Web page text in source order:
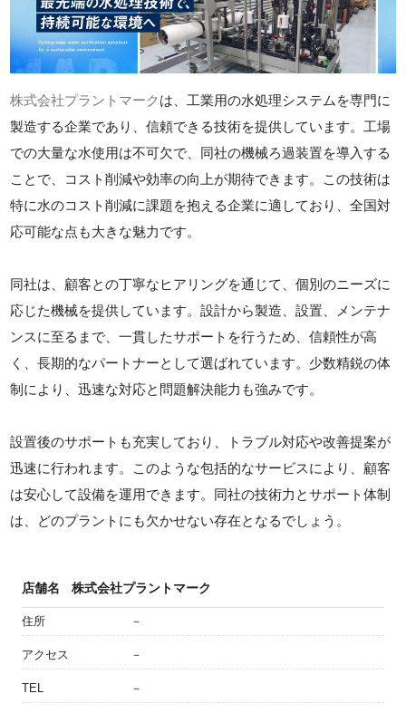
株式会社プラントマーク は、工業用の水処理システムを専門に
製造する企業であり、信頼できる技術を提供しています。工場
での大量な水使用は不可欠で、同社の機械ろ過装置を導入する
ことで、コスト削減や効率の向上が期待できます。この技術は
特に水のコスト削減に課題を抱える企業に適しており、全国対
応可能な点も大きな魅力です。
同社は、顧客との丁寧なヒアリングを通じて、個別のニーズに
応じた機械を提供しています。設計から製造、設置、メンテナ
ンスに至るまで、一貫したサポートを行うため、信頼性が高
く、長期的なパートナーとして選ばれています。少数精鋭の体
制により、迅速な対応と問題解決能力も強みです。
設置後のサポートも充実しており、トラブル対応や改善提案が
迅速に行われます。このような包括的なサービスにより、顧客
は安心して設備を運用できます。同社の技術力とサポート体制
は、どのプラントにも欠かせない存在となるでしょう。
店舗名 株式会社プラントマーク
住所 －
アクセス －
TEL －